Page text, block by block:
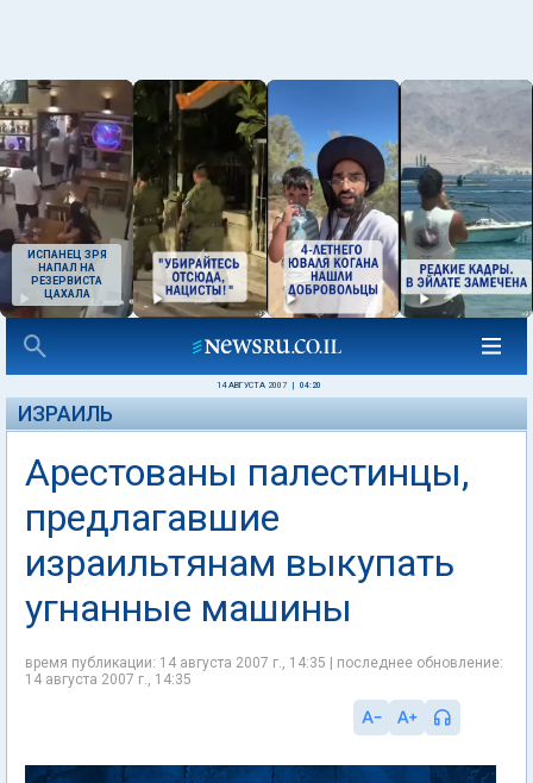
ИСПАНЕЦ ЗРЯ
НАПАЛ НА
РЕЗЕРВИСТА
ЦАХАЛА
14 АВГУСТА 2007 04:20
ИЗРАИЛЬ
Арестованы палестинцы,
предлагавшие
израильтянам выкупать
угнанные машины
время публикации: 14 августа 2007 г., 14:35 | последнее обновление:
14 августа 2007 г., 14:35